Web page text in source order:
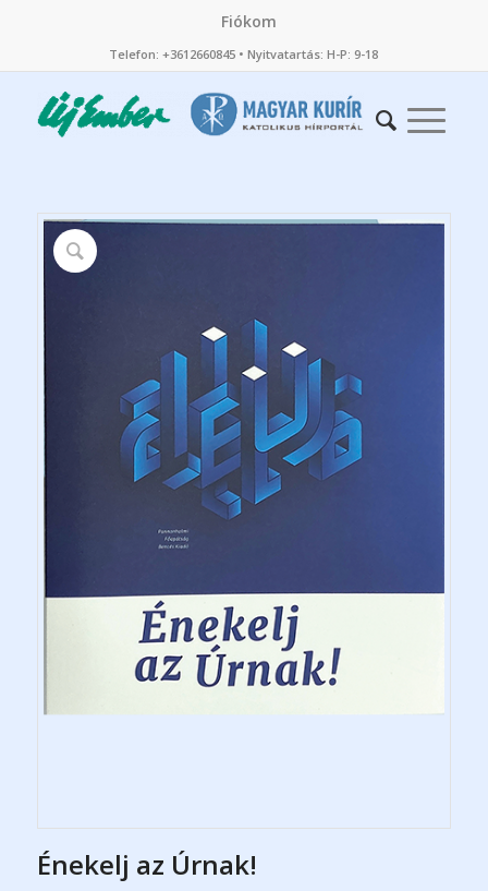
Fiókom
Telefon: +3612660845 • Nyitvatartás: H-P: 9-18
Énekelj az Úrnak!